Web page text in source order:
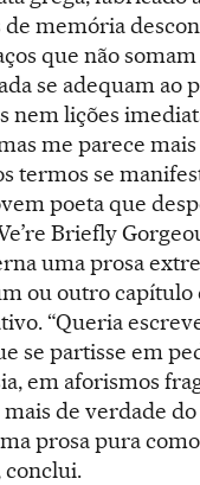
memória
que não
se adequam ao
nem lições
me parece mais
termos se
poeta que
Briefly
uma prosa
ou outro capítulo
“Queria
se partisse em
em aforismos
de verdade
prosa pura
conclui.